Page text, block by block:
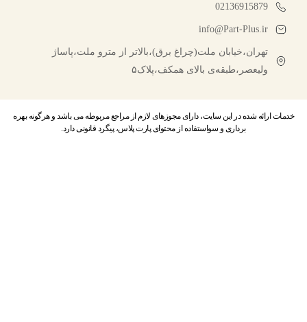
02136915879
info@Part-Plus.ir
تهران،خیابان ملت(چراغ برق)،بالاتر از مترو ملت،پاساژ
ولیعصر،طبقه‌ی بالای همکف،پلاک۵
خدمات ارائه شده در این سایت، دارای مجوزهای لازم از مراجع مربوطه می باشد و هرگونه بهره
برداری و سواستفاده از محتوای پارت پلاس، پیگرد قانونی دارد.